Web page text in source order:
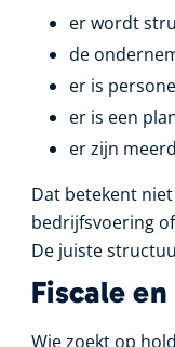
er wordt
de
er is
er is een
er zijn
Dat betekent
bedrijfsvoering
De juiste
Fiscale
Wie zoekt op